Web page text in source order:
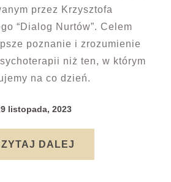
przez Krzysztofa
“Dialog Nurtów”. Celem
poznanie i zrozumienie
niż ten, w którym
na co dzień.
listopada, 2023
DALEJ